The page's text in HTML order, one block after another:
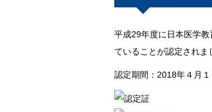
平成29年度に日本医学
ていることが認定されま
認定期間：2018年４月